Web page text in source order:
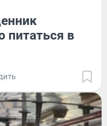
питаться в